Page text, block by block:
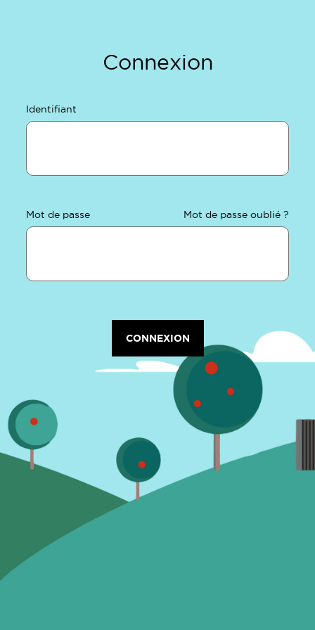
Connexion
Identifiant
Mot de passe Mot de passe oublié ?
CONNEXION